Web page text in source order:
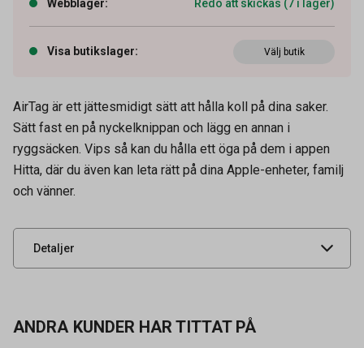
Webblager: Redo att skickas (7 i lager)
Visa butikslager: Välj butik
AirTag är ett jättesmidigt sätt att hålla koll på dina saker.
Sätt fast en på nyckelknippan och lägg en annan i
ryggsäcken. Vips så kan du hålla ett öga på dem i appen
Hitta, där du även kan leta rätt på dina Apple-enheter, familj
och vänner.
Detaljer
Artikelnummer
OEM-nummer MX532DN/A
Leverantörens
UNSPSC 39112600
ANDRA KUNDER HAR TITTAT PÅ